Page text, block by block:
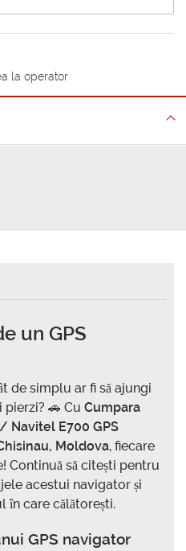
la operator
un GPS
de simplu ar fi să ajungi
pierzi? 🚗 Cu Cumpara
Navitel E700 GPS
Moldova, fiecare
Continuă să citești pentru
acestui navigator și
în care călătorești.
GPS navigator